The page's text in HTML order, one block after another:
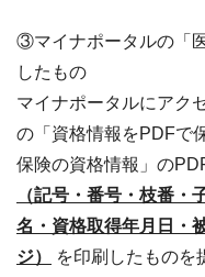
③マイナポータルの「
したもの
マイナポータルにアク
の「資格情報をPDFで
保険の資格情報」の
（記号・番号・枝番・
名・資格取得年月日・
ジ）
を印刷したものを